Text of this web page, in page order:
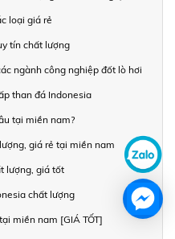
loại giá rẻ
tín chất lượng
ngành công nghiệp đốt lò hơi
than đá Indonesia
tại miền nam?
giá rẻ tại miền nam
lượng, giá tốt
chất lượng
miền nam [GIÁ TỐT]